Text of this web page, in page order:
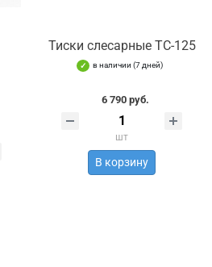
Тиски слесарные TC-125
в наличии (7 дней)
6 790 руб.
шт
В корзину